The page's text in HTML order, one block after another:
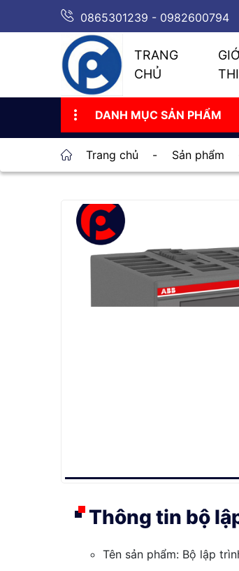
0865301239 - 0982600794
TRANG
CHỦ
DANH MỤC SẢN PHẨM
Trang chủ - Sản phẩm
Thông tin bộ
Tên sản phẩm: Bộ lập